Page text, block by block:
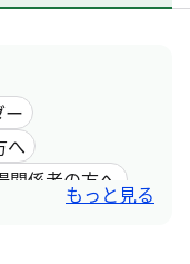
へ
関係者の方へ
もっと見る